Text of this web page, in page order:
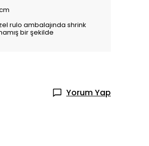
rulo ambalajında shrink
bir şekilde
Yorum Yap